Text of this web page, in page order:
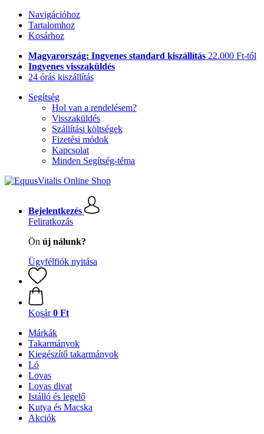
Navigációhoz
Tartalomhoz
Kosárhoz
Magyarország: Ingyenes standard kiszállítás 22.000 Ft-tól
Ingyenes visszaküldés
24 órás kiszállítás
Segítség
Hol van a rendelésem?
Visszaküldés
Szállítási költségek
Fizetési módok
Kapcsolat
Minden Segítség-téma
Bejelentkezés
Feliratkozás
Ön új nálunk?
Ügyfélfiók nyitása
Kosár 0 Ft
Márkák
Takarmányok
Kiegészítő takarmányok
Ló
Lovas
Lovas divat
Istálló és legelő
Kutya és Macska
Akciók